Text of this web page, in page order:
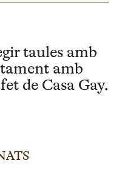
taules amb
amb
de Casa Gay.